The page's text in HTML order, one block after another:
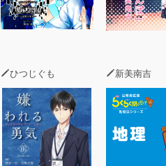
母親/子供/ギャル男：新海 唯生
脚本：ニドネ
編集：石田 光
音響：出口 由大
ディレクター：山口 聡子
イラスト：さこうもち
音楽提供(一部)：7th Piece
ひつじぐも 新美南吉